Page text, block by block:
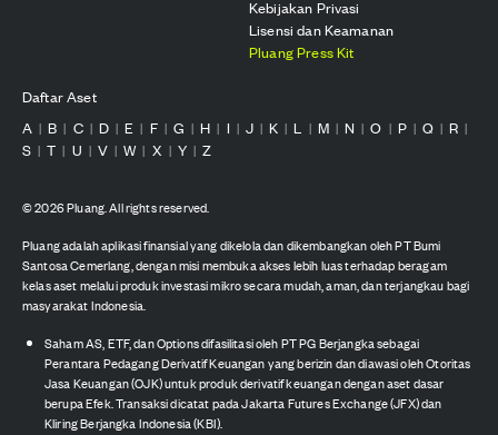
Kebijakan Privasi
Lisensi dan Keamanan
Pluang Press Kit
Daftar Aset
A | B | C | D | E | F | G | H | I | J | K | L | M | N | O | P | Q | R |
S | T | U | V | W | X | Y | Z
©2026Pluang. All rights reserved.
Pluang adalah aplikasi finansial yang dikelola dan dikembangkan oleh PT Bumi
Santosa Cemerlang, dengan misi membuka akses lebih luas terhadap beragam
kelas aset melalui produk investasi mikro secara mudah, aman, dan terjangkau bagi
masyarakat Indonesia.
Saham AS, ETF, dan Options difasilitasi oleh PT PG Berjangka sebagai
Perantara Pedagang Derivatif Keuangan yang berizin dan diawasi oleh Otoritas
Jasa Keuangan (OJK) untuk produk derivatif keuangan dengan aset dasar
berupa Efek. Transaksi dicatat pada Jakarta Futures Exchange (JFX) dan
Kliring Berjangka Indonesia (KBI).